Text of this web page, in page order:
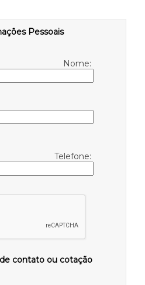
Pessoais
Nome:
Telefone:
contato ou cotação